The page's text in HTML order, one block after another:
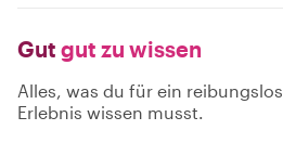
Gut gut zu wissen
Alles, was du für ein
Erlebnis wissen musst.